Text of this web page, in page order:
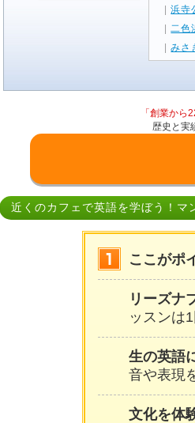
|浜寺
|二色
|みさ
「創業から
歴史と実
近くのカフェで英語を学ぼう！マ
ここがポ
リーズナ
ッスンは
生の英語
音や表現
文化を体